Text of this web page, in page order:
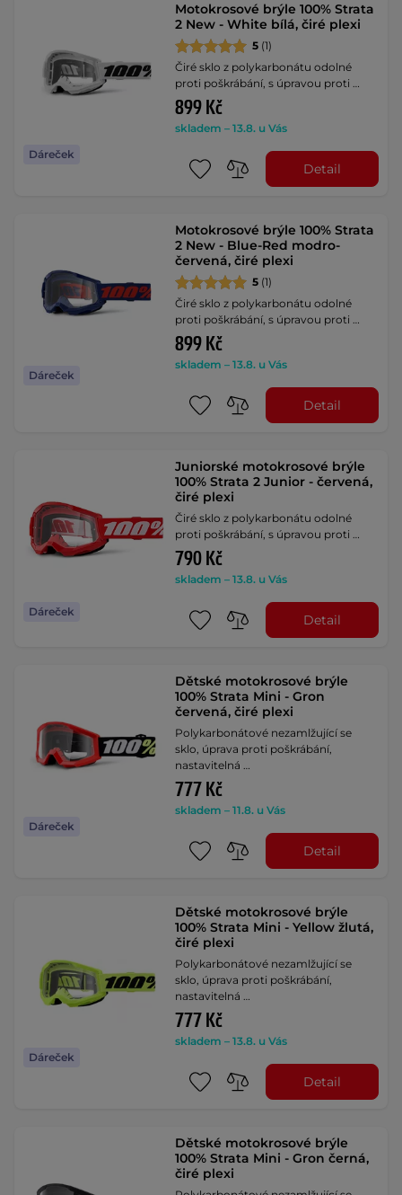
Dáreček
Motokrosové brýle 100% Strata
2 New - White bílá, čiré plexi
5 (1)
Čiré sklo z polykarbonátu odolné
proti poškrábání, s úpravou proti …
899 Kč
skladem – 13.8. u Vás
Detail
Dáreček
Motokrosové brýle 100% Strata
2 New - Blue-Red modro-
červená, čiré plexi
5 (1)
Čiré sklo z polykarbonátu odolné
proti poškrábání, s úpravou proti …
899 Kč
skladem – 13.8. u Vás
Detail
Dáreček
Juniorské motokrosové brýle
100% Strata 2 Junior - červená,
čiré plexi
Čiré sklo z polykarbonátu odolné
proti poškrábání, s úpravou proti …
790 Kč
skladem – 13.8. u Vás
Detail
Dáreček
Dětské motokrosové brýle
100% Strata Mini - Gron
červená, čiré plexi
Polykarbonátové nezamlžující se
sklo, úprava proti poškrábání,
nastavitelná …
777 Kč
skladem – 11.8. u Vás
Detail
Dáreček
Dětské motokrosové brýle
100% Strata Mini - Yellow žlutá,
čiré plexi
Polykarbonátové nezamlžující se
sklo, úprava proti poškrábání,
nastavitelná …
777 Kč
skladem – 13.8. u Vás
Detail
Dětské motokrosové brýle
100% Strata Mini - Gron černá,
čiré plexi